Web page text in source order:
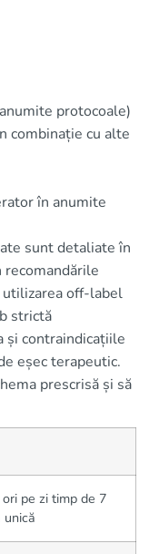
protocoale)
combinație cu alte
în anumite
sunt detaliate în
off-label
strictă
și contraindicațiile
eșec terapeutic.
prescrisă și să
pe zi timp de 7